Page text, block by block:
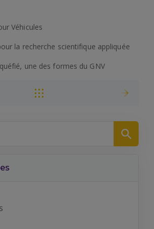
Véhicules
la recherche scientifique appliquée
une des formes du GNV